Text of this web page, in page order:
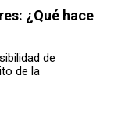
¿Qué hace
de
de la